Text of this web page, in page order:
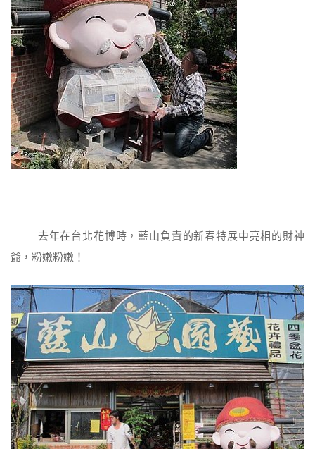
去年在台北花博時，藍山負責的新春特展中亮相的財神
爺，粉嫩粉嫩！